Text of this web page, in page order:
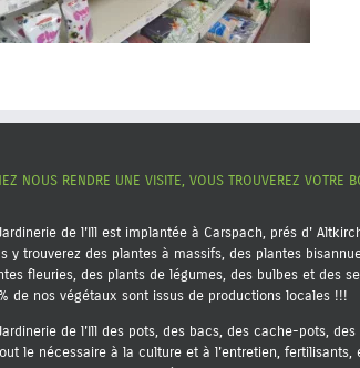
NOUS RENDRE UNE VISITE, VOUS TROUVEREZ VOTRE
de l'Ill est implantée à Carspach, prés d'
y trouverez des plantes à massifs, des plantes
fleuries, des plants de légumes, des bulbes et des
de nos végétaux sont issus de productions locales !!!
de l'Ill des pots, des bacs, des cache-pots,
le nécessaire à la culture et à l'entretien, fertilisants,